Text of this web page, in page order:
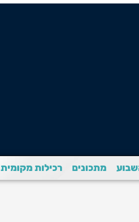
מתכונים רכילות מקומית